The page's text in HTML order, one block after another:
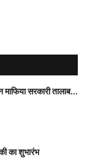
सरकारी तालाब...
का शुभारंभ